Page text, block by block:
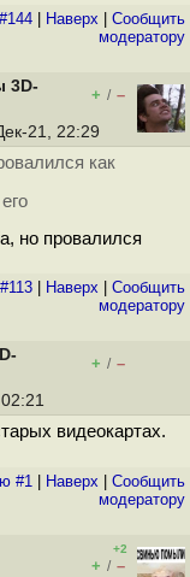
Наверх
Cообщить
модератору
3D-
+ / –
21, 22:29
как
но провалился
Наверх
Cообщить
модератору
+ / –
видеокартах.
#1 Наверх
Cообщить
модератору
+2
+ / –